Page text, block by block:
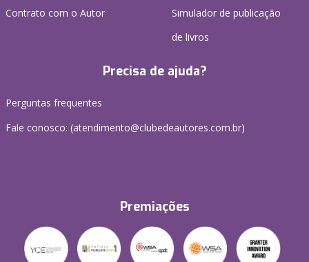
Contrato com o Autor
Simulador de publicação
de livros
Precisa de ajuda?
Perguntas frequentes
Fale conosco: (atendimento@clubedeautores.com.br)
Premiações